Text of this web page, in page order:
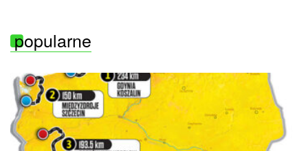
popularne